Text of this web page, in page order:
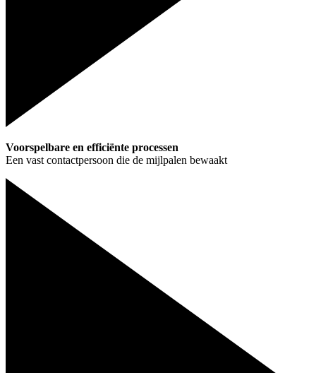
Voorspelbare en efficiënte processen
Een vast contactpersoon die de mijlpalen bewaakt